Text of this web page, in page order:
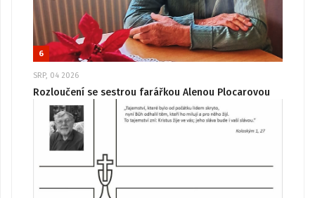
6
SRP, 04 2026
Rozloučení se sestrou farářkou Alenou Plocarovou